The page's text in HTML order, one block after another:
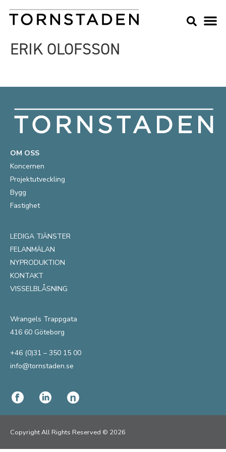
ERIK OLOFSSON
OM OSS
Koncernen
Projektutveckling
Bygg
Fastighet
LEDIGA TJÄNSTER
FELANMÄLAN
NYPRODUKTION
KONTAKT
VISSELBLÅSNING
Wrangels Trappgata
416 60 Göteborg
+46 (0)31 – 350 15 00
info@tornstaden.se
Copyright All Rights Reserved © 2026